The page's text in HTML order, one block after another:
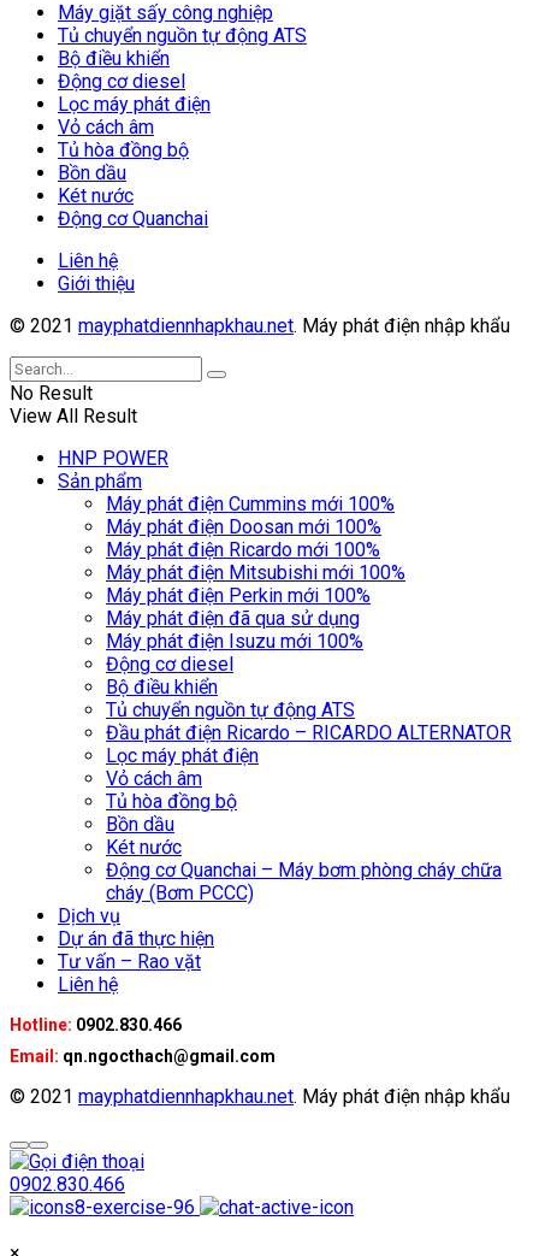
Máy giặt sấy công nghiệp
Tủ chuyển nguồn tự động ATS
Bộ điều khiển
Động cơ diesel
Lọc máy phát điện
Vỏ cách âm
Tủ hòa đồng bộ
Bồn dầu
Két nước
Động cơ Quanchai
Liên hệ
Giới thiệu
© 2021 mayphatdiennhapkhau.net. Máy phát điện nhập khẩu
No Result
View All Result
HNP POWER
Sản phẩm
Máy phát điện Cummins mới 100%
Máy phát điện Doosan mới 100%
Máy phát điện Ricardo mới 100%
Máy phát điện Mitsubishi mới 100%
Máy phát điện Perkin mới 100%
Máy phát điện đã qua sử dụng
Máy phát điện Isuzu mới 100%
Động cơ diesel
Bộ điều khiển
Tủ chuyển nguồn tự động ATS
Đầu phát điện Ricardo – RICARDO ALTERNATOR
Lọc máy phát điện
Vỏ cách âm
Tủ hòa đồng bộ
Bồn dầu
Két nước
Động cơ Quanchai – Máy bơm phòng cháy chữa
cháy (Bơm PCCC)
Dịch vụ
Dự án đã thực hiện
Tư vấn – Rao vặt
Liên hệ
Hotline: 0902.830.466
Email: qn.ngocthach@gmail.com
© 2021 mayphatdiennhapkhau.net. Máy phát điện nhập khẩu
0902.830.466